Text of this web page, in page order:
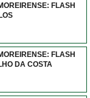
FLASH
FLASH
DA COSTA